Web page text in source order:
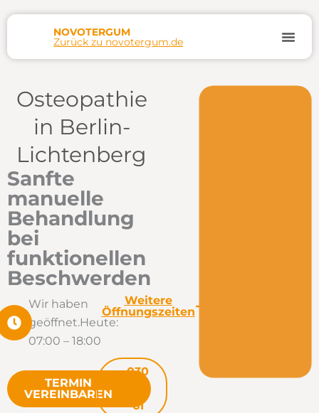
NOVOTERGUM
Zurück zu novotergum.de
Osteopathie
in Berlin-
Lichtenberg
Sanfte
manuelle
Behandlung
bei
funktionellen
Beschwerden
Wir haben
geöffnet.Heute:
07:00 – 18:00
Weitere
Öffnungszeiten
TERMIN
VEREINBAREN
030
526
61